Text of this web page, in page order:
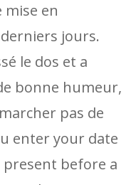
mise en
jours.
le dos et a
bonne humeur,
pas de
enter your date
present before a